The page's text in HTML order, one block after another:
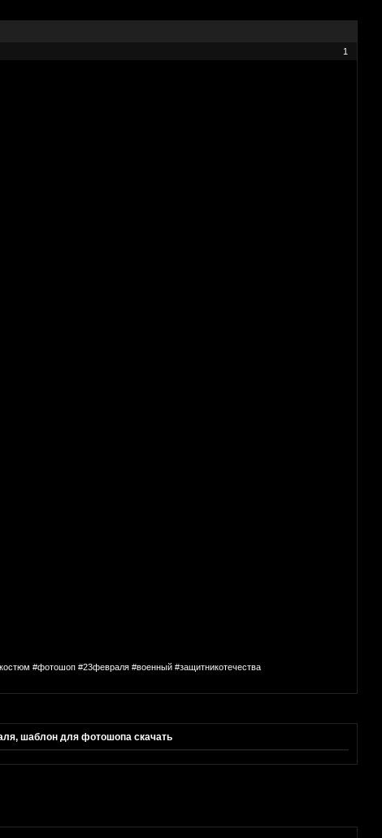
1
#фотошоп #23февраля #военный #защитникотечества
шаблон для фотошопа скачать